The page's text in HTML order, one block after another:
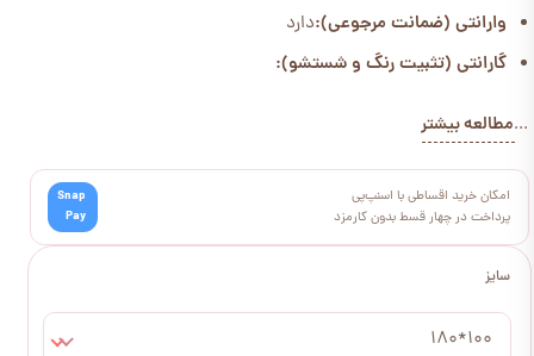
سایز
100*180
وارانتی (ضمانت مرجوعی):دارد
گارانتی (تثبیت رنگ و شستشو):
...مطالعه بیشتر
امکان خرید اقساطی با اسنپ‌پی
پرداخت در چهار قسط بدون کارمزد
Snap
Pay